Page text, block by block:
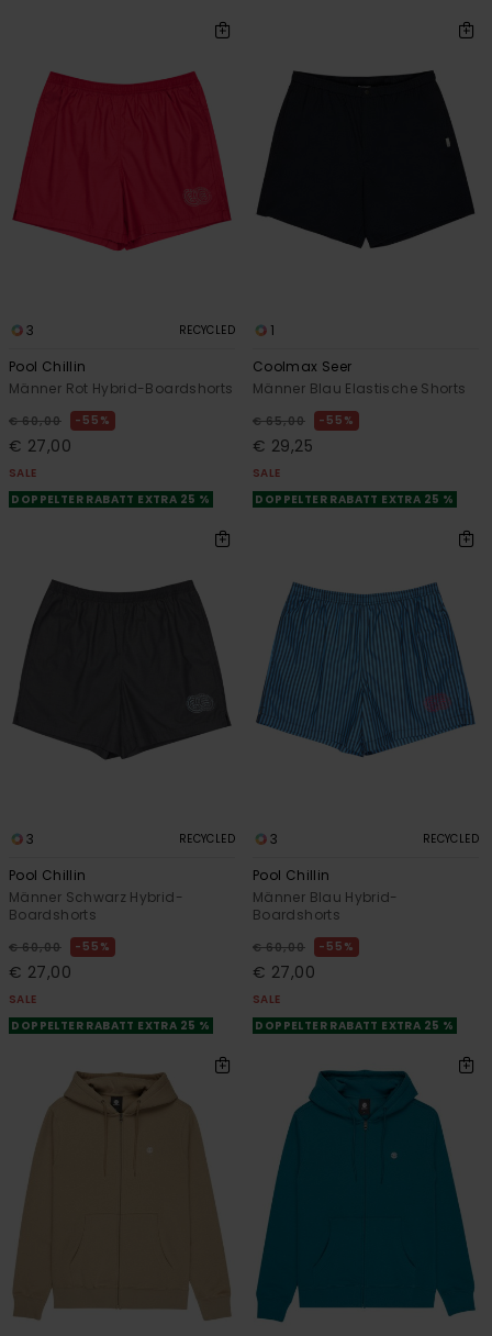
3 RECYCLED
Pool Chillin
Männer Rot Hybrid-Boardshorts
€ 60,00 55%
€ 27,00
SALE
DOPPELTER RABATT EXTRA 25 %
1
Coolmax Seer
Männer Blau Elastische Shorts
€ 65,00 55%
€ 29,25
SALE
DOPPELTER RABATT EXTRA 25 %
3 RECYCLED
Pool Chillin
Männer Schwarz Hybrid-
Boardshorts
€ 60,00 55%
€ 27,00
SALE
DOPPELTER RABATT EXTRA 25 %
3 RECYCLED
Pool Chillin
Männer Blau Hybrid-
Boardshorts
€ 60,00 55%
€ 27,00
SALE
DOPPELTER RABATT EXTRA 25 %